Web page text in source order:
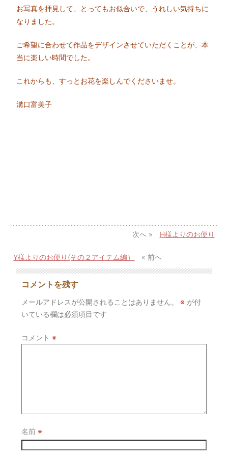
お写真を拝見して、とってもお似合いで、うれしい気持ちに
なりました。
ご希望に合わせて作品をデザインさせていただくことが、本
当に楽しい時間でした。
これからも、すっとお花を楽しんでくださいませ。
溝口富美子
次へ » H様よりのお便り
Y様よりのお便り(その２アイテム編） « 前へ
コメントを残す
メールアドレスが公開されることはありません。 ※ が付
いている欄は必須項目です
コメント※
名前※